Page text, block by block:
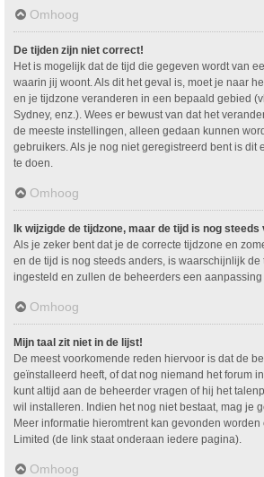
Omhoog
De tijden zijn niet correct!
Het is mogelijk dat de tijd die gegeven wordt van
waarin jij woont. Als dit het geval is, moet je naar
en je tijdzone veranderen in een bepaald gebied
Sydney, enz.). Wees er bewust van dat het
de meeste instellingen, alleen gedaan kunnen
gebruikers. Als je nog niet geregistreerd bent is dit
te doen.
Omhoog
Ik wijzigde de tijdzone, maar de tijd is nog steeds
Als je zeker bent dat je de correcte tijdzone en
en de tijd is nog steeds anders, is waarschijnlijk
ingesteld en zullen de beheerders een aanpassing
Omhoog
Mijn taal zit niet in de lijst!
De meest voorkomende reden hiervoor is dat de
geïnstalleerd heeft, of dat nog niemand het forum
kunt altijd aan de beheerder vragen of hij het
wil installeren. Indien het nog niet bestaat, mag je
Meer informatie hieromtrent kan gevonden
Limited (de link staat onderaan iedere pagina).
Omhoog